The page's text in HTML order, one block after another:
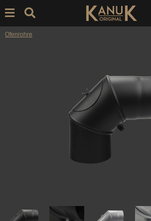
Ofenrohre